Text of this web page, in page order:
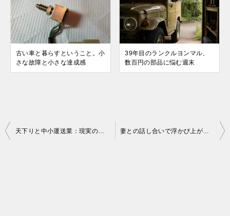
古い車と暮らすということ。小
さな故障と小さな達成感
39年目のランクルヨンマル、
数百円の部品に悩む週末
投
天下りと中小運送業：現実のギャップと私の選択 妻との話し合いで浮かび上がった車選びの悩みと決断